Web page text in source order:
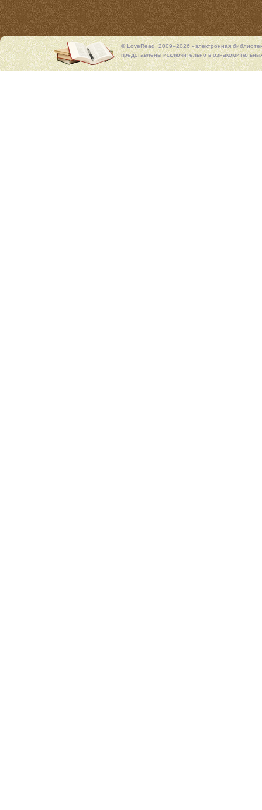
© LoveRead, 2009–2026 - электронная
представлены исключительно в